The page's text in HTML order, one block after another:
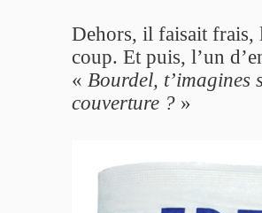
Dehors, il faisait frais,
coup. Et puis, l’un
« Bourdel, t’imagines
couverture ? »